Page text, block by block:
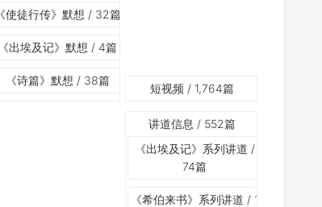
《使徒行传》默想 / 32篇
《出埃及记》默想 / 4篇
《诗篇》默想 / 38篇
短视频 / 1,764篇
讲道信息 / 552篇
《出埃及记》系列讲道 /
74篇
《希伯来书》系列讲道 / 1